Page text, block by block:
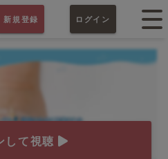
新規登録 ログイン
して視聴